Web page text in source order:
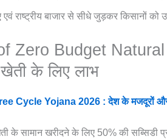
राष्ट्रीय बाजार से सीधे जुड़कर किसानों को
Zero Budget
के लिए लाभ
Cycle Yojana 2026 : देश के मजदूरों और
के सामान खरीदने के लिए 50% की सब्सिडी